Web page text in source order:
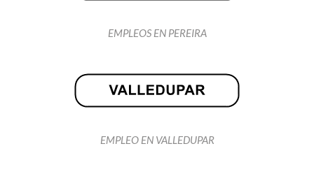
EMPLEOS EN PEREIRA
EMPLEO EN VALLEDUPAR